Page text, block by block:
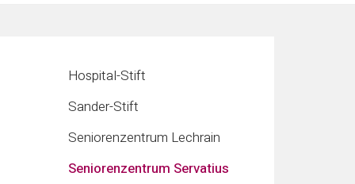
Hospital-Stift
Sander-Stift
Seniorenzentrum Lechrain
Seniorenzentrum Servatius